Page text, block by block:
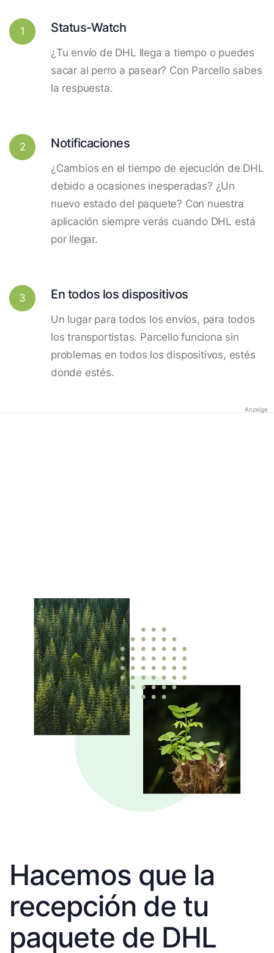
1 Status-Watch
¿Tu envío de DHL llega a tiempo o puedes
sacar al perro a pasear? Con Parcello sabes
la respuesta.
2 Notificaciones
¿Cambios en el tiempo de ejecución de DHL
debido a ocasiones inesperadas? ¿Un
nuevo estado del paquete? Con nuestra
aplicación siempre verás cuando DHL está
por llegar.
3 En todos los dispositivos
Un lugar para todos los envíos, para todos
los transportistas. Parcello funciona sin
problemas en todos los dispositivos, estés
donde estés.
Anzeige
Hacemos que la
recepción de tu
paquete de DHL